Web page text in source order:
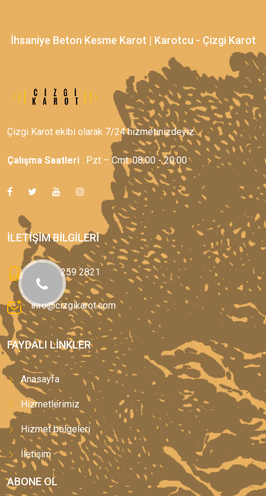
İhsaniye Beton Kesme Karot | Karotcu - Çizgi Karot
Çizgi Karot ekibi olarak 7/24 hizmetinizdeyiz.
Çalışma Saatleri : Pzt – Cmt: 08:00 - 20:00
İLETIŞIM BILGILERI
0(544) 259 2821
info@cizgikarot.com
FAYDALI LINKLER
Anasayfa
Hizmetlerimiz
Hizmet bölgeleri
İletişim
ABONE OL